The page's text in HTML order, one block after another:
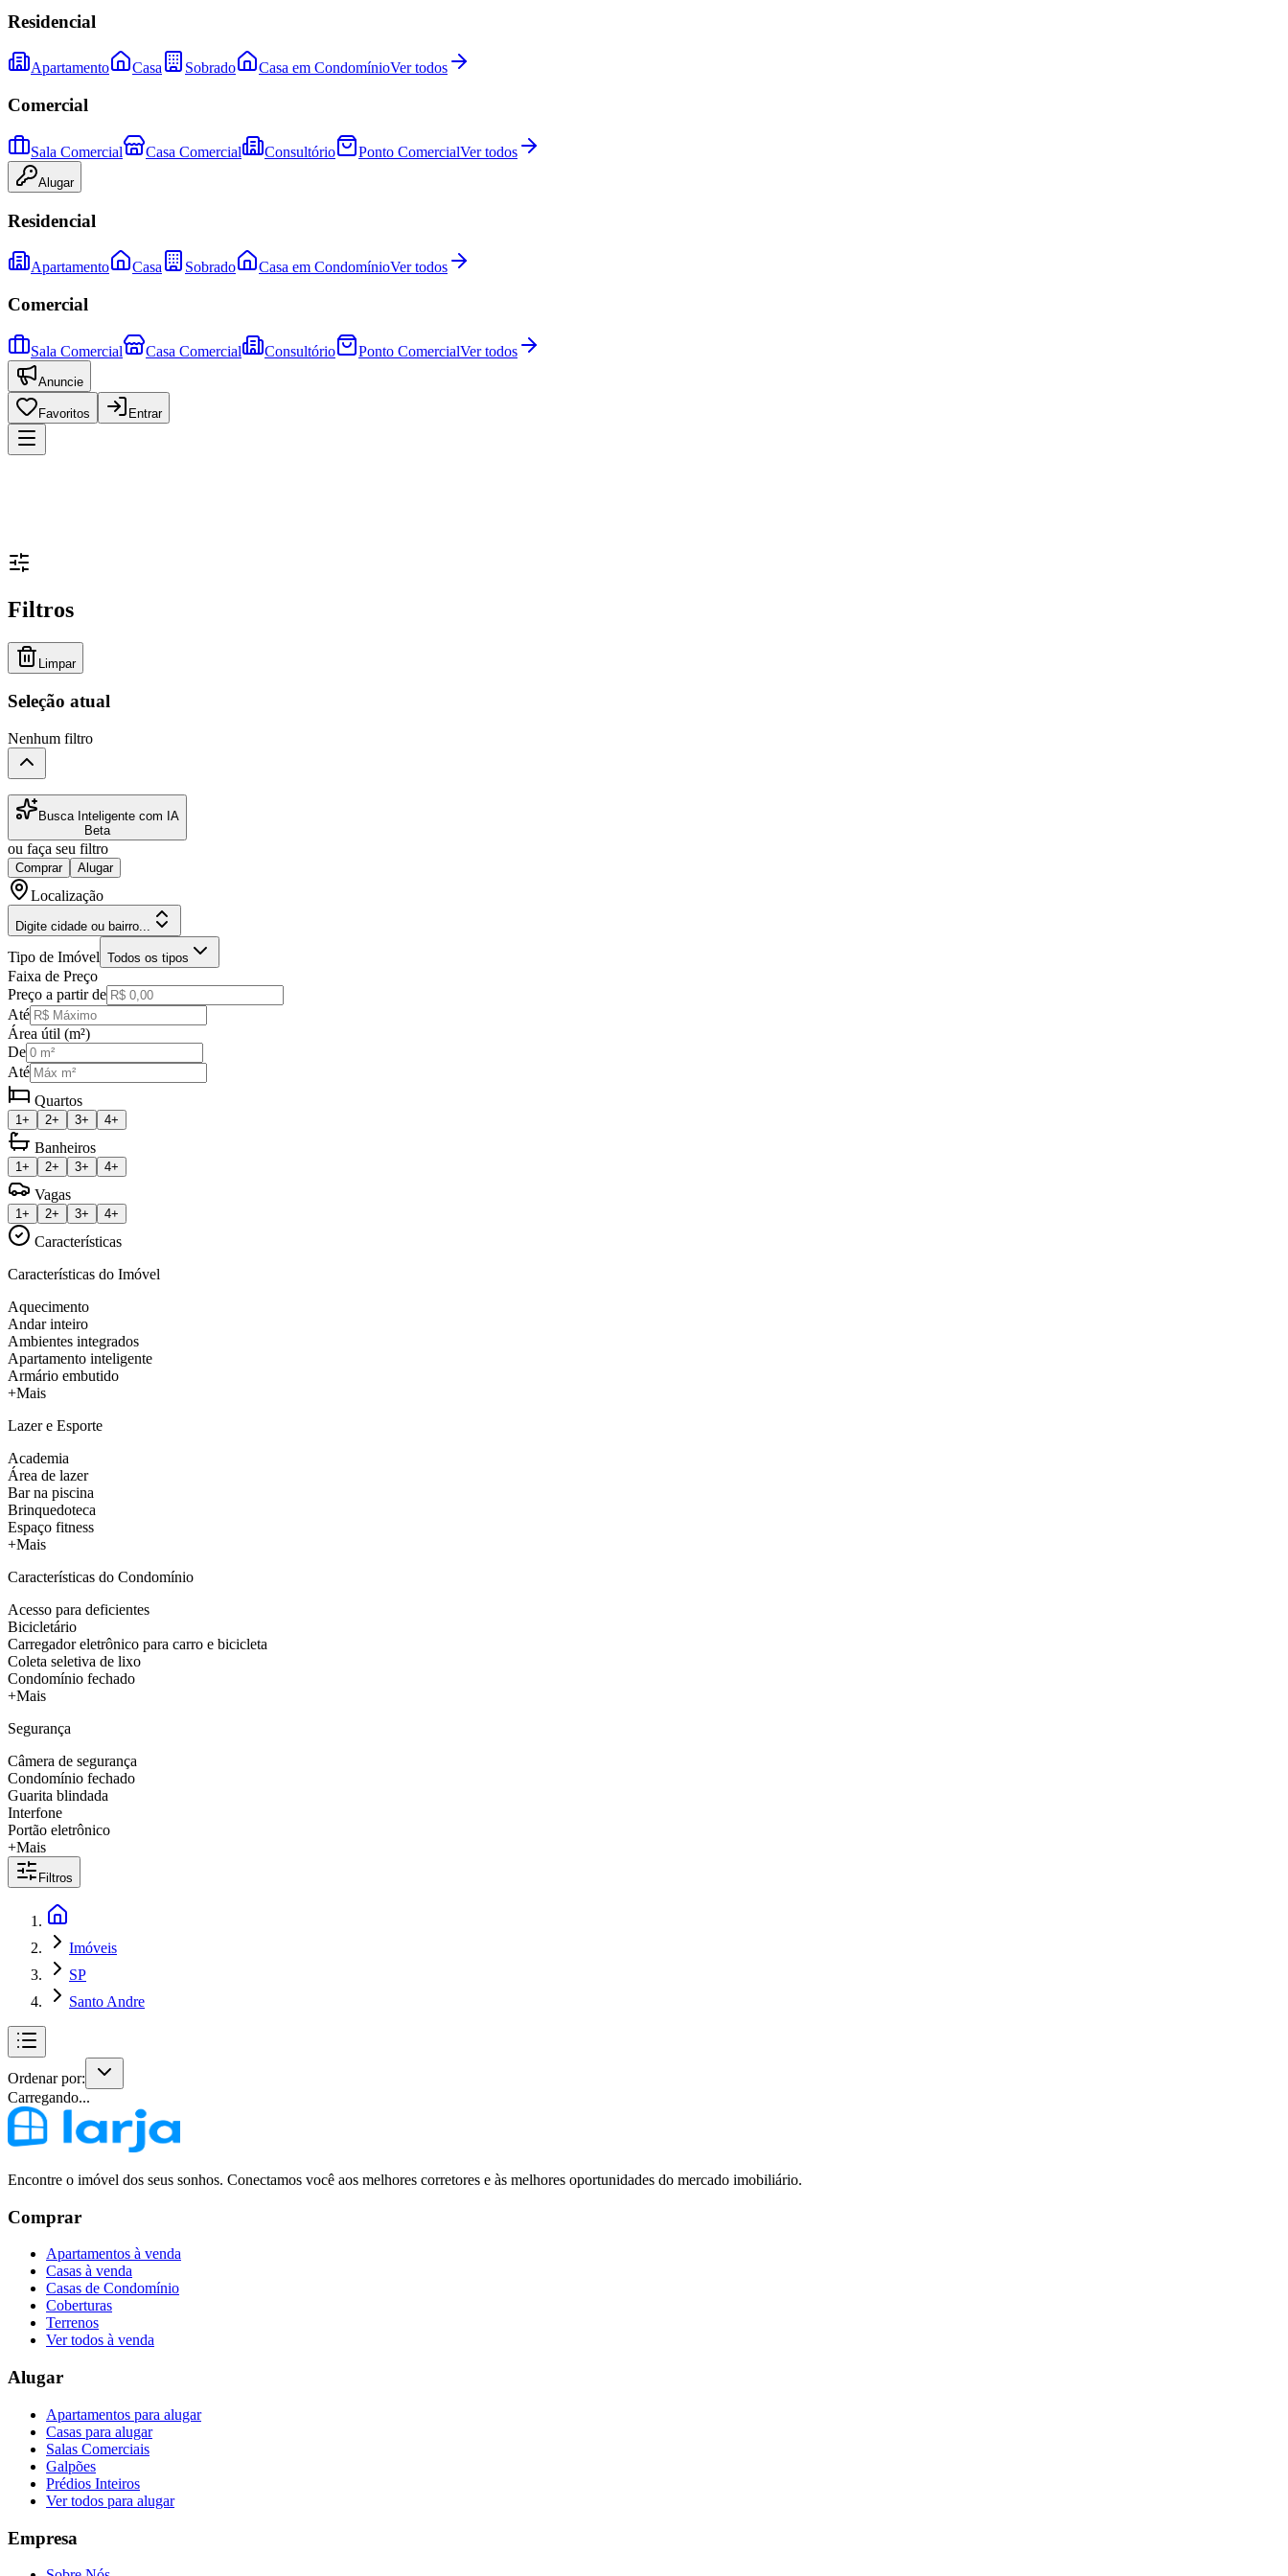
Residencial
Apartamento Casa Sobrado Casa em CondomínioVer todos
Comercial
Sala Comercial Casa Comercial Consultório Ponto ComercialVer todos
Alugar
Residencial
Apartamento Casa Sobrado Casa em CondomínioVer todos
Comercial
Sala Comercial Casa Comercial Consultório Ponto ComercialVer todos
Anuncie
Favoritos Entrar
Filtros
Limpar
Seleção atual
Nenhum filtro
Busca Inteligente com IA
Beta
ou faça seu filtro
Comprar Alugar
Localização
Digite cidade ou bairro...
Tipo de Imóvel Todos os tipos
Faixa de Preço
Preço a partir de
Até
Área útil (m²)
De
Até
Quartos
1+ 2+ 3+ 4+
Banheiros
1+ 2+ 3+ 4+
Vagas
1+ 2+ 3+ 4+
Características
Características do Imóvel
Aquecimento
Andar inteiro
Ambientes integrados
Apartamento inteligente
Armário embutido
+Mais
Lazer e Esporte
Academia
Área de lazer
Bar na piscina
Brinquedoteca
Espaço fitness
+Mais
Características do Condomínio
Acesso para deficientes
Bicicletário
Carregador eletrônico para carro e bicicleta
Coleta seletiva de lixo
Condomínio fechado
+Mais
Segurança
Câmera de segurança
Condomínio fechado
Guarita blindada
Interfone
Portão eletrônico
+Mais
Filtros
Imóveis
SP
Santo Andre
Ordenar por:
Carregando...
Encontre o imóvel dos seus sonhos. Conectamos você aos melhores corretores e às melhores oportunidades do mercado imobiliário.
Comprar
Apartamentos à venda
Casas à venda
Casas de Condomínio
Coberturas
Terrenos
Ver todos à venda
Alugar
Apartamentos para alugar
Casas para alugar
Salas Comerciais
Galpões
Prédios Inteiros
Ver todos para alugar
Empresa